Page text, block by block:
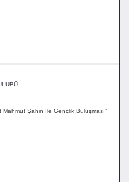
Şahin İle Gençlik Buluşması”